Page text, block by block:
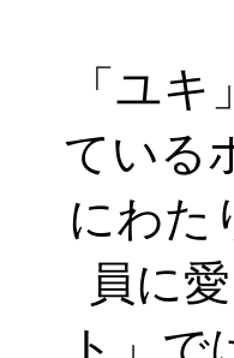
「ユ
ている
にわた
員に
ト」